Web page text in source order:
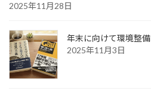
2025年11月28日
年末に向けて環境整備
2025年11月3日